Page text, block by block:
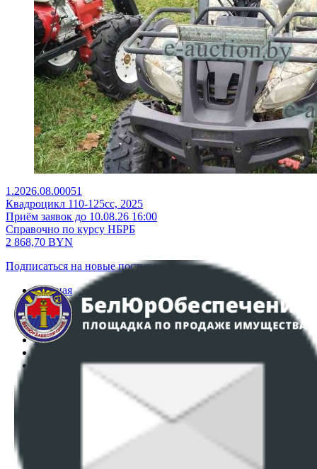
1.2026.08.00051
Квадроцикл 110-125сс, 2025
Приём заявок до 10.08.26 16:00
Справочно по курсу НБРБ
2 868,70 BYN
Подписаться на новые поступления
Главная
Аукционы
Интернет-магазин
Регламент организации и проведения торгов
Политика в отношении обработки персональных
ПОЛОЖЕНИЕ О ПОЛИТИКЕ ОБРАБОТКИ COOKIE-
Настройки cookie-файлов